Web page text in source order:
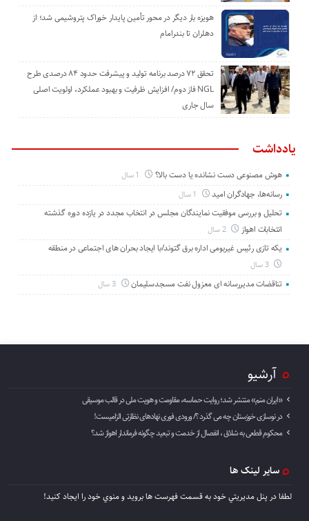
هویزه بار دیگر در محور تأمین پایدار خوراک پتروشیمی شد؛ از
دهلران تا بندرامام
تحقق ۷۲ درصد برنامه تولید و پیشرفت حدود ۸۴ درصدی طرح
NGL فاز دوم/ افزایش ظرفیت و بهبود عملکرد، اولویت اصلی
سال جاری
یادداشت
هوش مصنوعی دست نشانده یا دست بالا؟
رسانه‌ها، جهادگران امید
تحلیل و بررسی موفقیت نمایندگان مجلس در انتخاب مجدد در یازده دوره گذشته
انتخابات اهواز
2 سال
یکه تازی رئیس غیربومی اداره برق گتوند/با ایجاد بحران های اجتماعی در منطقه
3 سال
تناقضات مدیررسانه ای معزول نفت مسجدسلیمان 3 سال
آرشیو
«ایران منم» منتشر شد؛ روایت حماسه، مقاومت و هویت ملی در قالب موسیقی
در نوسازی خوزستان چه می گذرد ؟/ ورودی فوری نهادهای نظارتی الزامیست!
محکوم قطعی به شلاق ، انفصال از خدمت و تبعید چگونه فرماندار اهواز شد؟
سایر لینک ها
لطفا در پنل مديريتي خود به قسمت فهرست ها برويد و منوي خود را ايجاد كنيد!